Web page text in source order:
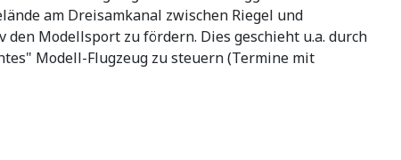
am Dreisamkanal zwischen Riegel und
Modellsport zu fördern. Dies geschieht u.a. durch
Modell-Flugzeug zu steuern (Termine mit